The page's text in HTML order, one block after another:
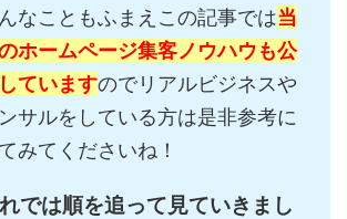
なこともふまえこの記事では当
ホームページ集客ノウハウも公
ていますのでリアルビジネスや
サルをしている方は是非参考に
みてくださいね！
では順を追って見ていきまし